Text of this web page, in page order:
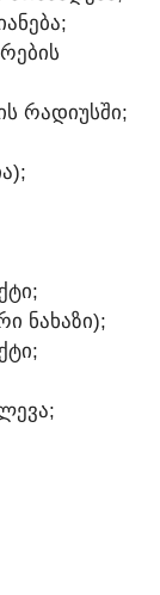
ᲠᲐᲓᲘᲣᲡᲨᲘ;
ᲜᲐᲮᲐᲖᲘ);